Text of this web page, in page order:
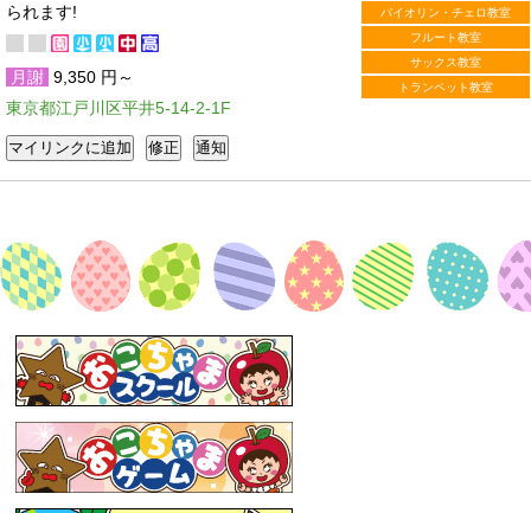
バイオリン・チェロ教室
フルート教室
サックス教室
トランペット教室
られます!
月謝 9,350 円～
東京都江戸川区平井5-14-2-1F